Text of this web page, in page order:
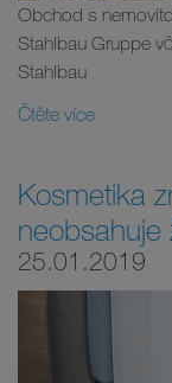
Obchod s
Stahlbau Gruppe
Stahlbau
Čtěte více
Kosmetika
neobsahuje
25.01.2019